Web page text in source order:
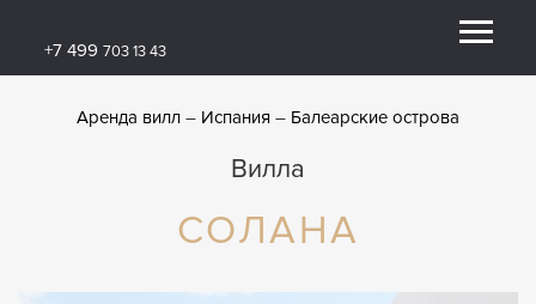
+7 499 703 13 43
Аренда вилл Испания Балеарские острова
Вилла
СОЛАНА